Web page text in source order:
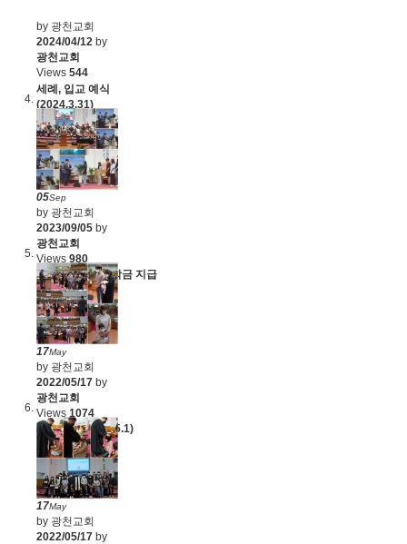
by 광천교회
2024/04/12 by
광천교회
Views 544
세례, 입교 예식
(2024.3.31)
05Sep
by 광천교회
2023/09/05 by
광천교회
Views 980
2023 하반기 장학금 지급
(8.20)
17May
by 광천교회
2022/05/17 by
광천교회
Views 1074
유아세례 (2022.5.1)
17May
by 광천교회
2022/05/17 by